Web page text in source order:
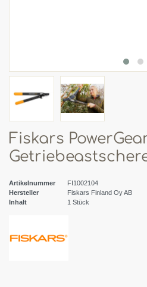
Fiskars
Artikelnummer
FI1002104
Hersteller
Fiskars Finland Oy AB
Inhalt
1 Stück